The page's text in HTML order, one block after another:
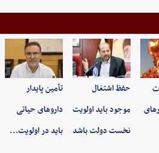
حفظ اشتغال
موجود باید اولویت
نخست دولت باشد
تأمین پایدار
داروهای حیاتی
باید در اولویت…